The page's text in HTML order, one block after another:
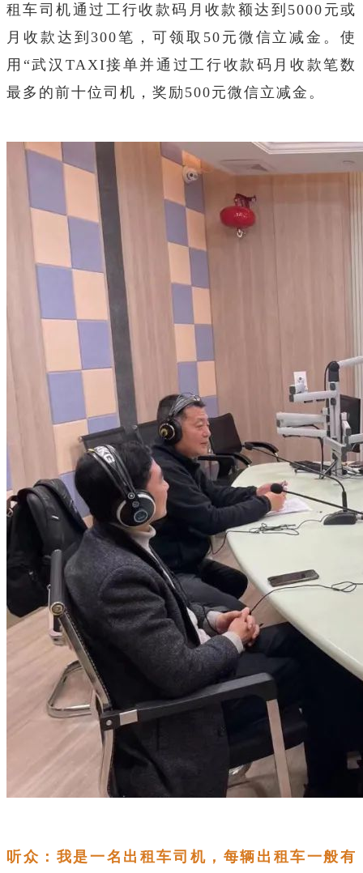
租车司机通过工行收款码月收款额达到5000元或
月收款达到300笔，可领取50元微信立减金。使
用“武汉TAXI接单并通过工行收款码月收款笔数
最多的前十位司机，奖励500元微信立减金。
听众：我是一名出租车司机，每辆出租车一般有